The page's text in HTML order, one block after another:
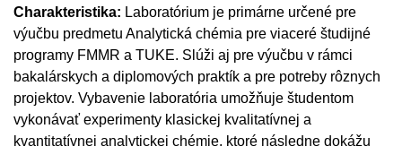
Charakteristika: Laboratórium je primárne určené pre
výučbu predmetu Analytická chémia pre viaceré študijné
programy FMMR a TUKE. Slúži aj pre výučbu v rámci
bakalárskych a diplomových praktík a pre potreby rôznych
projektov. Vybavenie laboratória umožňuje študentom
vykonávať experimenty klasickej kvalitatívnej a
kvantitatívnej analytickej chémie, ktoré následne dokážu